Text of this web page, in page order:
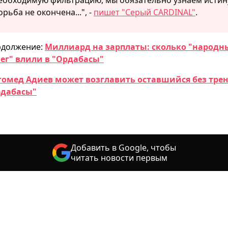
не окончена...", - пишет "Серый CARDINAL".
Миллиард на зарплаты: сколько
влили в "Ордабасы"
Адиев может возглавить оставшийся без
Добавить в Google, чтобы
читать новости первым